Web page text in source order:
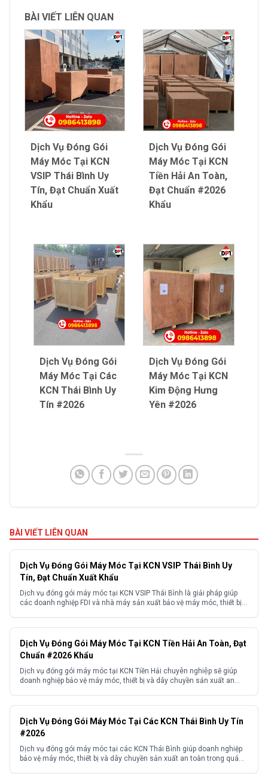
BÀI VIẾT LIÊN QUAN
Dịch Vụ Đóng Gói
Máy Móc Tại KCN
VSIP Thái Bình Uy
Tín, Đạt Chuẩn Xuất
Khẩu
Dịch Vụ Đóng Gói
Máy Móc Tại KCN
Tiền Hải An Toàn,
Đạt Chuẩn #2026
Khẩu
Dịch Vụ Đóng Gói
Máy Móc Tại Các
KCN Thái Bình Uy
Tín #2026
Dịch Vụ Đóng Gói
Máy Móc Tại KCN
Kim Động Hưng
Yên #2026
BÀI VIẾT LIÊN QUAN
Dịch Vụ Đóng Gói Máy Móc Tại KCN VSIP Thái Bình Uy
Tín, Đạt Chuẩn Xuất Khẩu
Dịch vụ đóng gói máy móc tại KCN VSIP Thái Bình là giải pháp giúp
các doanh nghiệp FDI và nhà máy sản xuất bảo vệ máy móc, thiết bị
Dịch Vụ Đóng Gói Máy Móc Tại KCN Tiền Hải An Toàn, Đạt
Chuẩn #2026 Khẩu
Dịch vụ đóng gói máy móc tại KCN Tiền Hải chuyên nghiệp sẽ giúp
doanh nghiệp bảo vệ máy móc, thiết bị và dây chuyền sản xuất an
Dịch Vụ Đóng Gói Máy Móc Tại Các KCN Thái Bình Uy Tín
#2026
Dịch vụ đóng gói máy móc tại các KCN Thái Bình giúp doanh nghiệp
bảo vệ máy móc, thiết bị và dây chuyền sản xuất an toàn trong quá